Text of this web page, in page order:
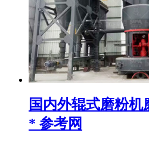
国内外辊式磨粉
* 参考网